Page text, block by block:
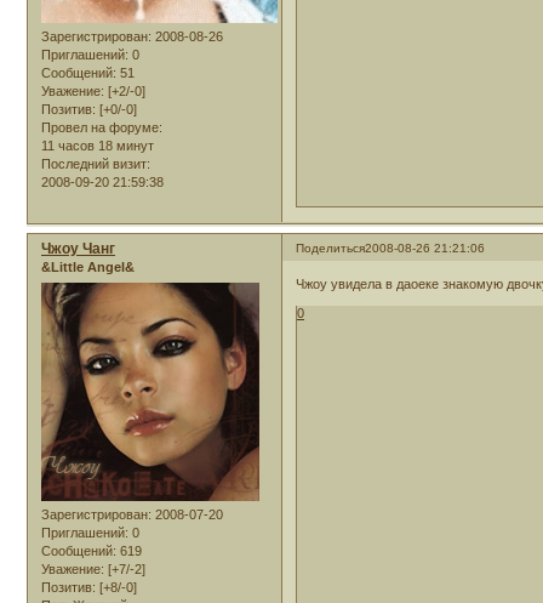
Зарегистрирован: 2008-08-26
Приглашений: 0
Сообщений: 51
Уважение: [+2/-0]
Позитив: [+0/-0]
Провел на форуме:
11 часов 18 минут
Последний визит:
2008-09-20 21:59:38
Поделиться2008-08-26 21:21:06
Чжоу Чанг
&Little Angel&
Зарегистрирован: 2008-07-20
Приглашений: 0
Сообщений: 619
Уважение: [+7/-2]
Позитив: [+8/-0]
Чжоу увидела в даоеке знакомую
0